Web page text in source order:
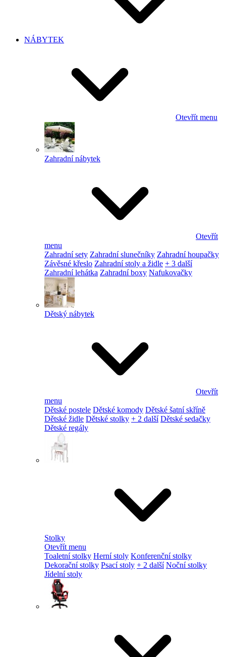
NÁBYTEK
Otevřít menu
Zahradní nábytek
Otevřít
menu
Zahradní sety Zahradní slunečníky Zahradní houpačky
Závěsné křeslo Zahradní stoly a židle + 3 další
Zahradní lehátka Zahradní boxy Nafukovačky
Dětský nábytek
Otevřít
menu
Dětské postele Dětské komody Dětské šatní skříně
Dětské židle Dětské stolky + 2 další Dětské sedačky
Dětské regály
Stolky
Otevřít menu
Toaletní stolky Herní stoly Konferenční stolky
Dekorační stolky Psací stoly + 2 další Noční stolky
Jídelní stoly